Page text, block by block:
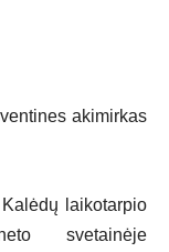
akimirkas
laikotarpio
svetainėje